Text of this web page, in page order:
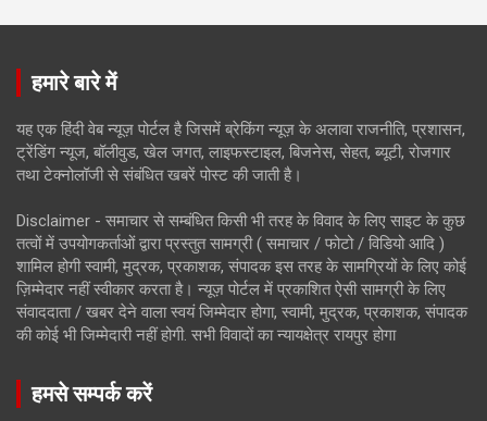
हमारे बारे में
यह एक हिंदी वेब न्यूज़ पोर्टल है जिसमें ब्रेकिंग न्यूज़ के अलावा राजनीति, प्रशासन,
ट्रेंडिंग न्यूज, बॉलीवुड, खेल जगत, लाइफस्टाइल, बिजनेस, सेहत, ब्यूटी, रोजगार
तथा टेक्नोलॉजी से संबंधित खबरें पोस्ट की जाती है।
Disclaimer - समाचार से सम्बंधित किसी भी तरह के विवाद के लिए साइट के कुछ
तत्वों में उपयोगकर्ताओं द्वारा प्रस्तुत सामग्री ( समाचार / फोटो / विडियो आदि )
शामिल होगी स्वामी, मुद्रक, प्रकाशक, संपादक इस तरह के सामग्रियों के लिए कोई
ज़िम्मेदार नहीं स्वीकार करता है। न्यूज़ पोर्टल में प्रकाशित ऐसी सामग्री के लिए
संवाददाता / खबर देने वाला स्वयं जिम्मेदार होगा, स्वामी, मुद्रक, प्रकाशक, संपादक
की कोई भी जिम्मेदारी नहीं होगी. सभी विवादों का न्यायक्षेत्र रायपुर होगा
हमसे सम्पर्क करें